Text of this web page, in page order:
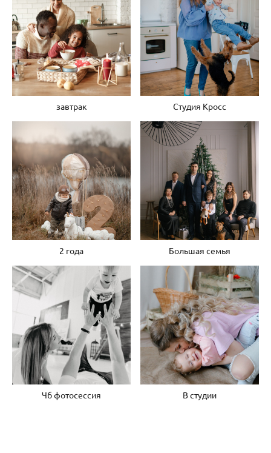
завтрак Студия Кросс
2 года Большая семья
Чб фотосессия В студии